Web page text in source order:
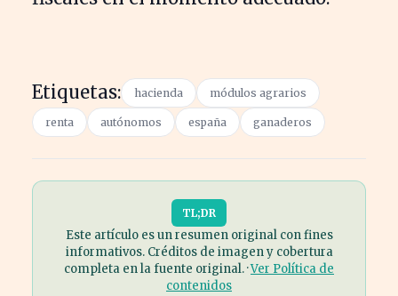
Etiquetas: hacienda módulos agrarios
renta autónomos españa ganaderos
TL;DR
Este artículo es un resumen original con fines
informativos. Créditos de imagen y cobertura
completa en la fuente original. ·Ver Política de
contenidos